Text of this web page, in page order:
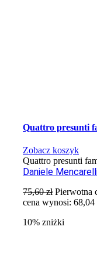
Quattro presunti
Zobacz koszyk
Quattro presunti
Daniele
75,60zł Pierwotna
cena wynosi: 68,04
10% zniżki